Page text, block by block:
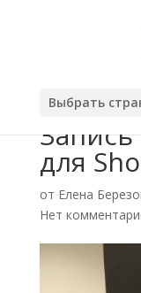
Выбрать
для
от Елена
Нет